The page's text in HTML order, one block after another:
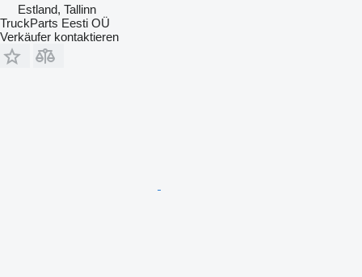
Estland, Tallinn
TruckParts Eesti OÜ
Verkäufer kontaktieren